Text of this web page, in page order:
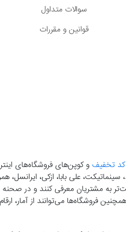
سوالات متداول
قوانین و مقررات
کد تخفیفو کوپن‌های فروشگاه‌های
، سینماتیکت، علی بابا، ازکی،
مشتریان معرفی کنند و در صحنه
فروشگاه‌ها می‌توانند از آمار،